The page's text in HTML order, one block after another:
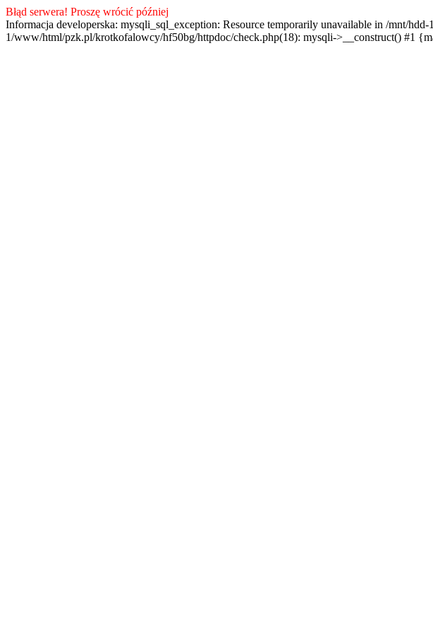
Błąd serwera! Proszę wrócić później
Informacja developerska: mysqli_sql_exception: Resource temporarily unavailable in /mnt/
1/www/html/pzk.pl/krotkofalowcy/hf50bg/httpdoc/check.php(18): mysqli->__construct() #1